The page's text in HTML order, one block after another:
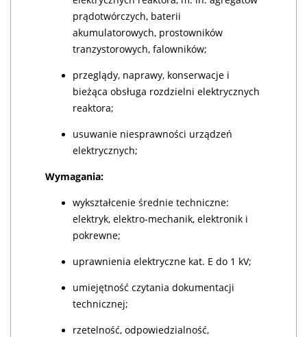
prądotwórczych, baterii
akumulatorowych, prostowników
tranzystorowych, falowników;
przeglądy, naprawy, konserwacje i
bieżąca obsługa rozdzielni elektrycznych
reaktora;
usuwanie niesprawności urządzeń
elektrycznych;
Wymagania:
wykształcenie średnie techniczne:
elektryk, elektro-mechanik, elektronik i
pokrewne;
uprawnienia elektryczne kat. E do 1 kV;
umiejętność czytania dokumentacji
technicznej;
rzetelność, odpowiedzialność,